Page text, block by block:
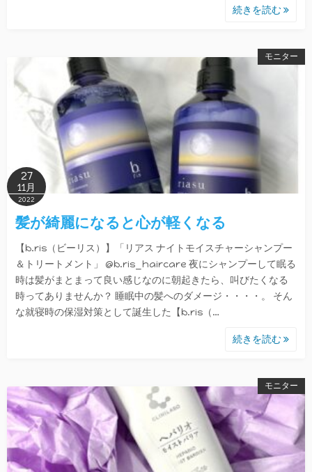
続きを読む
モニター
27
11月
2022
髪が綺麗になると心が軽くなる
【b.ris（ビーリス）】「リアス ナイトモイスチャーシャンプー
＆トリートメント」 @b.ris_haircare 夜にシャンプーして眠る
時は髪がまとまって良い感じなのに朝起きたら、叫びたくなる
時ってありませんか？ 睡眠中の髪へのダメージ・・・・。 そん
な就寝時の保湿対策として誕生した【b.ris（…
続きを読む
モニター